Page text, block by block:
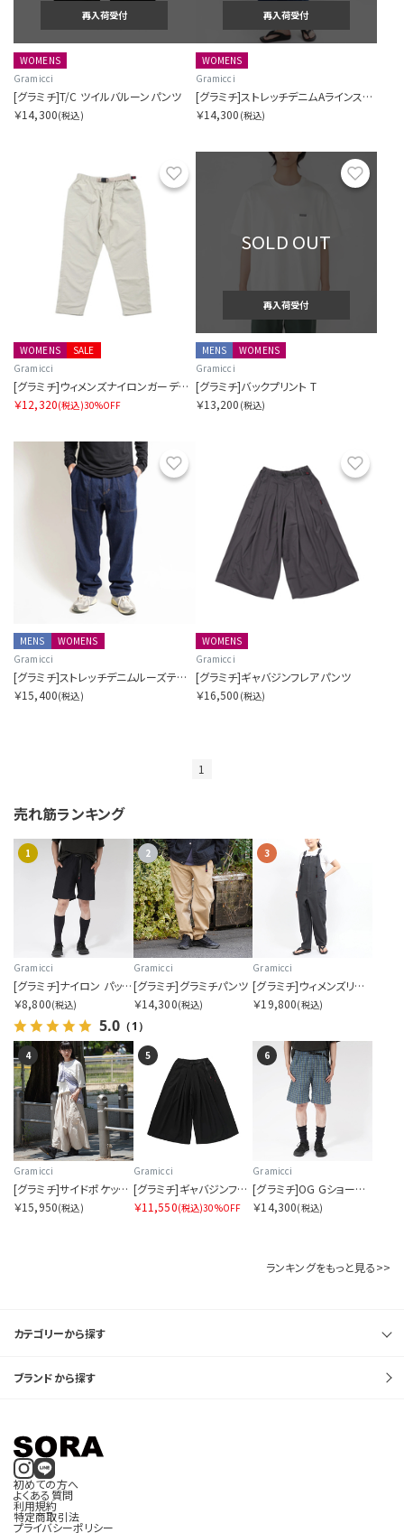
再入荷受付
WOMENS
Gramicci
[グラミチ]T/C ツイルバルーンパンツ
￥14,300(税込)
再入荷受付
WOMENS
Gramicci
[グラミチ]ストレッチデニムAラインスカート
￥14,300 (税込)
お気に入り
SALE
WOMENS
Gramicci
[グラミチ]ウィメンズナイロンガーデンパンツ
￥12,320(税込)30%OFF
SOLD OUT
再入荷受付
MENS
WOMENS
Gramicci
[グラミチ]バックプリント T
￥13,200 (税込)
お気に入り
MENS
WOMENS
Gramicci
[グラミチ]ストレッチデニムルーズテーパードリッジパンツ
￥15,400(税込)
WOMENS
Gramicci
[グラミチ]ギャバジンフレアパンツ
￥16,500 (税込)
1
売れ筋ランキング
1
Gramicci
[グラミチ]ナイロン パッカブル Gショーツ
￥8,800(税込)
5.0 （1）
2
Gramicci
[グラミチ]グラミチパンツ
￥14,300(税込)
3
Gramicci
[グラミチ]ウィメンズリネンブレンドガーデンサロペット
￥19,800(税込)
4
Gramicci
[グラミチ]サイドポケットナイロンフレアパンツ SORA別注
￥15,950(税込)
5
Gramicci
[グラミチ]ギャバジンフレアパンツ
￥11,550(税込)30%OFF
6
Gramicci
[グラミチ]OG Gショーツ シアサッカー プレイド
￥14,300(税込)
ランキングをもっと見る>>
カテゴリーから探す
ブランドから探す
初めての方へ
よくある質問
利用規約
特定商取引法
プライバシーポリシー